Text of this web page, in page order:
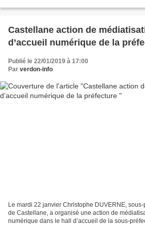
Castellane action de
d’accueil numérique de
Publié le 22/01/2019 à 17:00
Par verdon-info
Le mardi 22 janvier Christophe DUVERNE,
de Castellane, a organisé une action de
numérique dans le hall d’accueil de la sous-